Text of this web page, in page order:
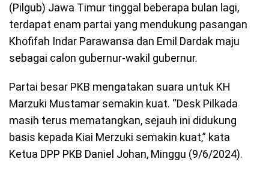
(Pilgub) Jawa Timur tinggal beberapa bulan lagi,
terdapat enam partai yang mendukung pasangan
Khofifah Indar Parawansa dan Emil Dardak maju
sebagai calon gubernur-wakil gubernur.
Partai besar PKB mengatakan suara untuk KH
Marzuki Mustamar semakin kuat. “Desk Pilkada
masih terus mematangkan, sejauh ini didukung
basis kepada Kiai Merzuki semakin kuat,” kata
Ketua DPP PKB Daniel Johan, Minggu (9/6/2024).